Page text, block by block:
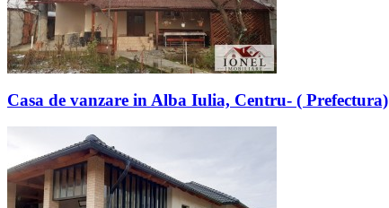
Casa de vanzare in Alba Iulia, Centru- ( Prefectura)